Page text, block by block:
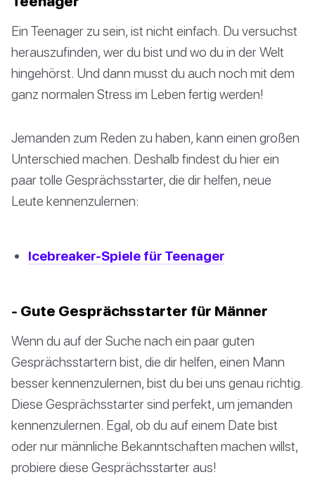
Ein Teenager zu sein, ist nicht einfach. Du versuchst
herauszufinden, wer du bist und wo du in der Welt
hingehörst. Und dann musst du auch noch mit dem
ganz normalen Stress im Leben fertig werden!
Jemanden zum Reden zu haben, kann einen großen
Unterschied machen. Deshalb findest du hier ein
paar tolle Gesprächsstarter, die dir helfen, neue
Leute kennenzulernen:
Icebreaker-Spiele für Teenager
- Gute Gesprächsstarter für Männer
Wenn du auf der Suche nach ein paar guten
Gesprächsstartern bist, die dir helfen, einen Mann
besser kennenzulernen, bist du bei uns genau richtig.
Diese Gesprächsstarter sind perfekt, um jemanden
kennenzulernen. Egal, ob du auf einem Date bist
oder nur männliche Bekanntschaften machen willst,
probiere diese Gesprächsstarter aus!